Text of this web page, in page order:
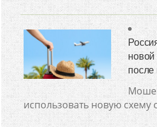
после
использовать новую схему